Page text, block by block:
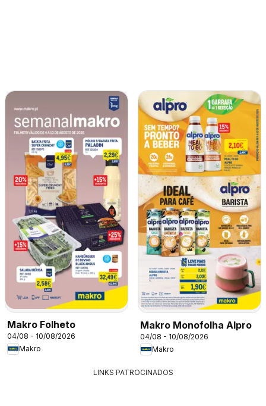
Makro Folheto
04/08 - 10/08/2026
Makro
Makro Monofolha Alpro
04/08 - 10/08/2026
Makro
LINKS PATROCINADOS